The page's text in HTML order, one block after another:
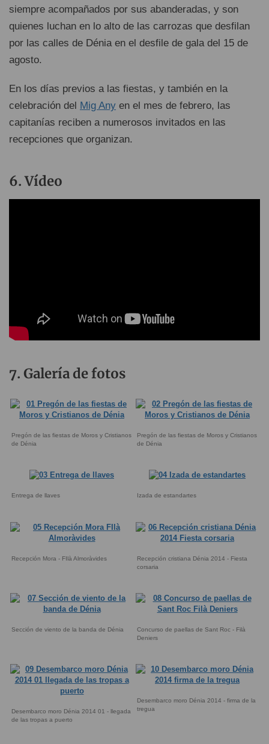
siempre acompañados por sus abanderadas, y son
quienes luchan en lo alto de las carrozas que desfilan
por las calles de Dénia en el desfile de gala del 15 de
agosto.
En los días previos a las fiestas, y también en la
celebración del Mig Any en el mes de febrero, las
capitanías reciben a numerosos invitados en las
recepciones que organizan.
Vídeo
Galería de fotos
Pregón de las fiestas de Moros y Cristianos
de Dénia
Pregón de las fiestas de Moros y Cristianos
de Dénia
Entrega de llaves Izada de estandartes
Recepción Mora - FIlà Almoràvides
Recepción cristiana Dénia 2014 - Fiesta
corsaria
Sección de viento de la banda de Dénia
Concurso de paellas de Sant Roc - Filà
Deniers
Desembarco moro Dénia 2014 01 - llegada
de las tropas a puerto
Desembarco moro Dénia 2014 - firma de la
tregua